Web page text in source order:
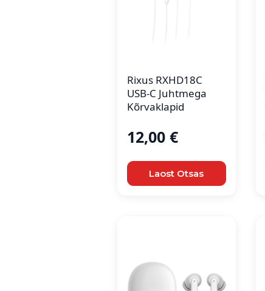
Rixus RXHD18C
USB-C Juhtmega
Kõrvaklapid
12,00 €
Laost Otsas